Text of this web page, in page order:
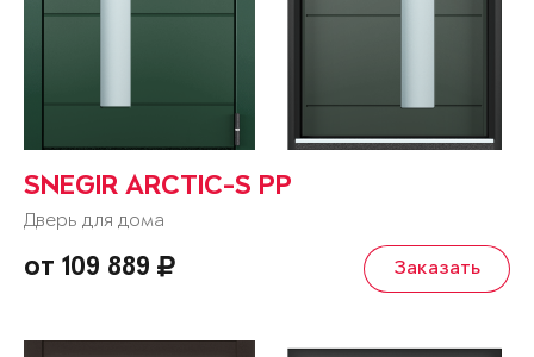
SNEGIR ARCTIC-S PP
Дверь для дома
от 109 889 Заказать